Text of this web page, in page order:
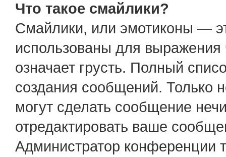
Что такое смайлики?
Смайлики, или эмотиконы —
использованы для выражения
означает грусть. Полный
создания сообщений. Только
могут сделать сообщение
отредактировать ваше
Администратор конференции